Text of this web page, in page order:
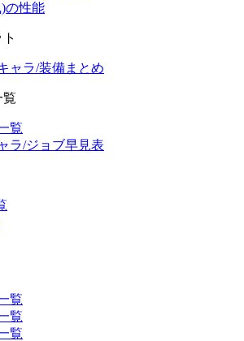
の性能
ャラ/装備まとめ
覧
覧
ラ/ジョブ早見表
覧
覧
覧